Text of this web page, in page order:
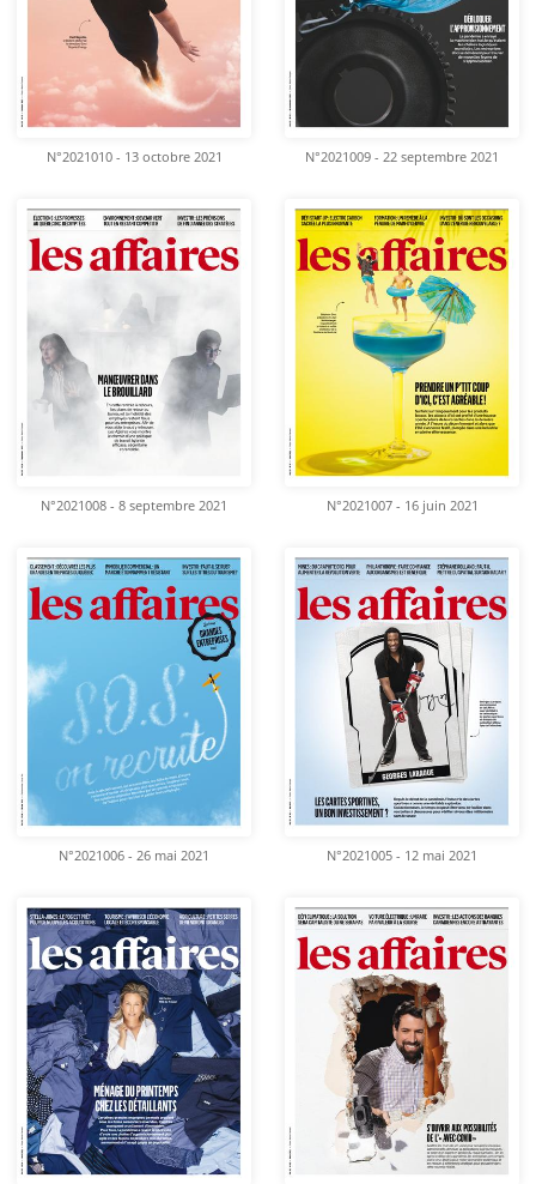
N°2021010 - 13 octobre 2021 N°2021009 - 22 septembre 2021
N°2021008 - 8 septembre 2021 N°2021007 - 16 juin 2021
N°2021006 - 26 mai 2021 N°2021005 - 12 mai 2021